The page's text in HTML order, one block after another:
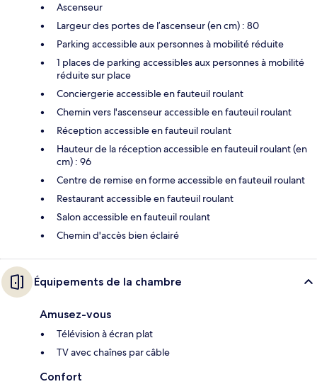
Ascenseur
Largeur des portes de l’ascenseur (en cm) : 80
Parking accessible aux personnes à mobilité réduite
1 places de parking accessibles aux personnes à mobilité
réduite sur place
Conciergerie accessible en fauteuil roulant
Chemin vers l'ascenseur accessible en fauteuil roulant
Réception accessible en fauteuil roulant
Hauteur de la réception accessible en fauteuil roulant (en
cm) : 96
Centre de remise en forme accessible en fauteuil roulant
Restaurant accessible en fauteuil roulant
Salon accessible en fauteuil roulant
Chemin d'accès bien éclairé
Équipements de la chambre
Amusez-vous
Télévision à écran plat
TV avec chaînes par câble
Confort